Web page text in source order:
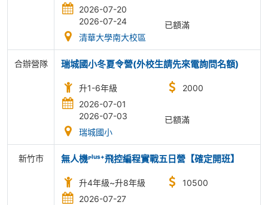
2026-07-20
2026-07-24
清華大學南大校區
已額滿
合辦營隊 瑞城國小冬夏令營(外校生請先來電詢問名額)
升1-6年級
2026-07-01
2026-07-03
瑞城國小
2000
已額滿
新竹市 無人機ᴾˡᵘˢ⁺飛控編程實戰五日營【確定開班】
升4年級~升8年級
2026-07-27
10500